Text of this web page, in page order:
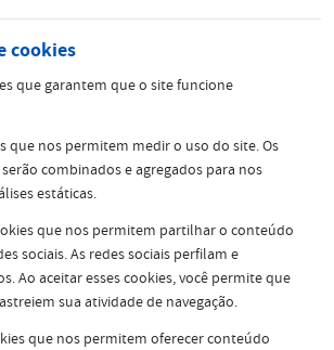
cookies
que garantem que o site funcione
que nos permitem medir o uso do site. Os
combinados e agregados para nos
estáticas.
que nos permitem partilhar o conteúdo
sociais. As redes sociais perfilam e
Ao aceitar esses cookies, você permite que
sua atividade de navegação.
que nos permitem oferecer conteúdo